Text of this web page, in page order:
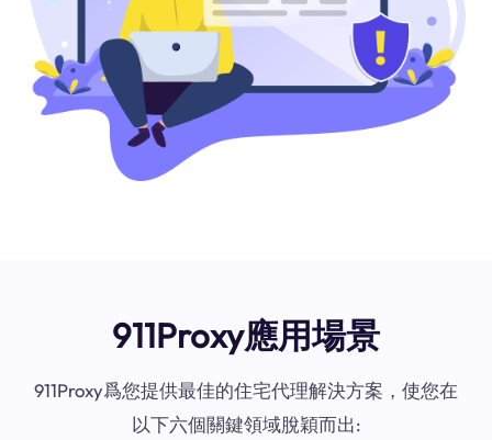
911Proxy應用場景
911Proxy爲您提供最佳的住宅代理解決方案，使您在
以下六個關鍵領域脫穎而出: